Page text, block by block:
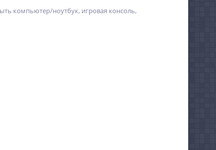
компьютер/ноутбук, игровая консоль,